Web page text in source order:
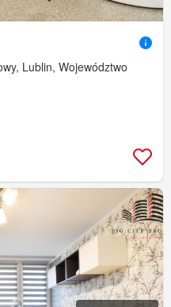
Lublin, Województwo